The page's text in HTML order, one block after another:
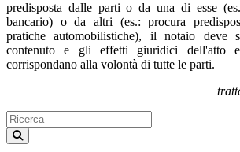
predisposta dalle parti o da una di esse
bancario) o da altri (es.: procura
pratiche automobilistiche), il notaio deve
contenuto e gli effetti giuridici dell'atto e
corrispondano alla volontà di tutte le parti.